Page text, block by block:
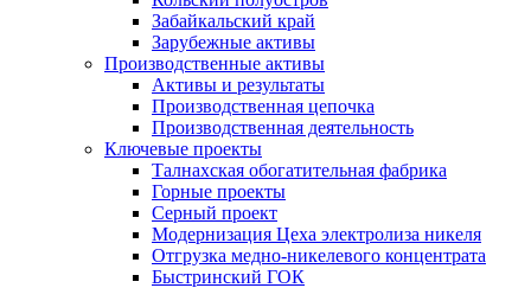
Забайкальский край
Зарубежные активы
Производственные активы
Активы и результаты
Производственная цепочка
Производственная деятельность
Ключевые проекты
Талнахская обогатительная фабрика
Горные проекты
Серный проект
Модернизация Цеха электролиза никеля
Отгрузка медно-никелевого концентрата
Быстринский ГОК